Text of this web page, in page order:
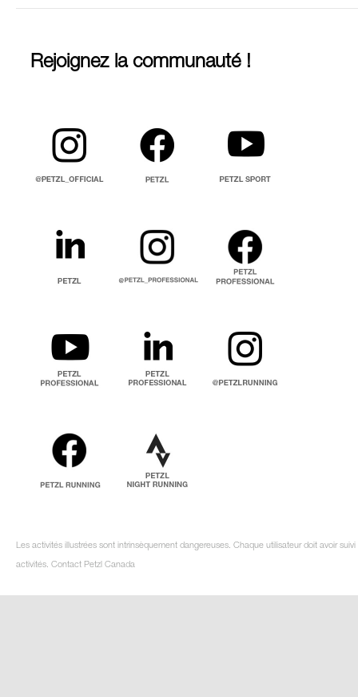
Rejoignez la communauté !
Les activités illustrées sont intrinsèquement dangereuses. Chaque utilisateur doit avoir
activités. Contact Petzl Canada